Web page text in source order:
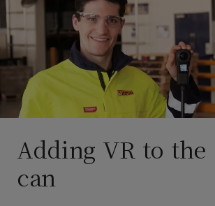
Adding VR to the
can